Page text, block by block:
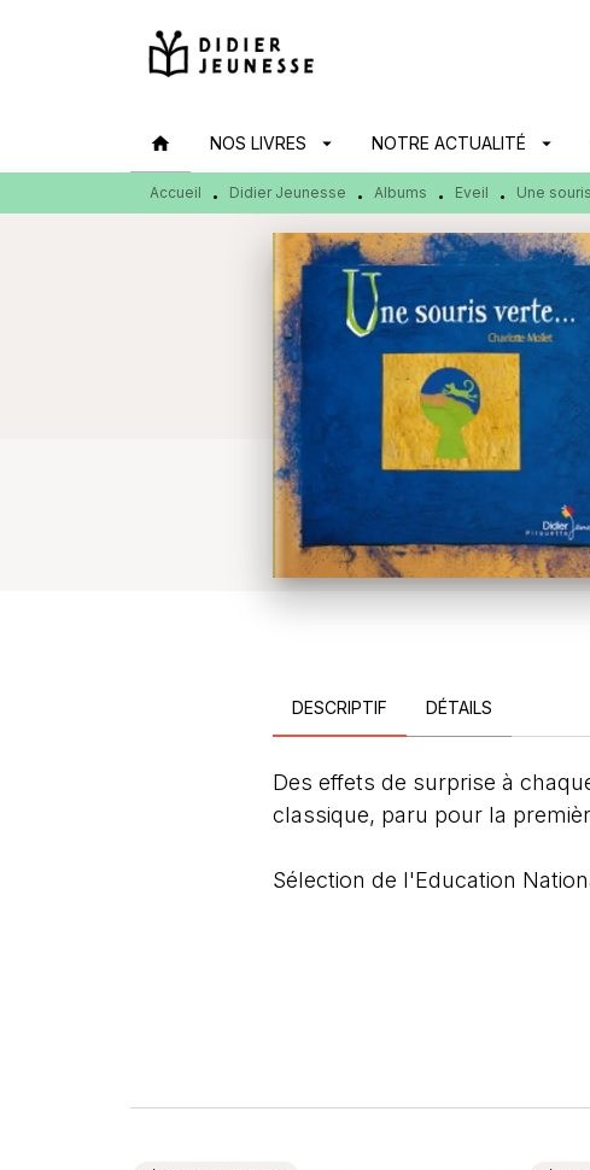
MENU RECHERCHE
home NOS LIVRES arrow_drop_down NOTRE ACTUALITÉ arrow_drop_down
Accueil • Didier Jeunesse • Albums • Eveil • Une
DESCRIPTIF DÉTAILS
Des effets de surprise à
classique, paru pour la
Sélection de l'Education